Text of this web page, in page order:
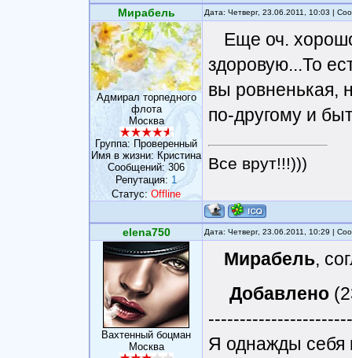
Мирабель Дата: Четверг, 23.06.2011, 10:03 |
Адмирал торпедного
флота
Москва
Группа: Проверенный
Имя в жизни: Кристина
Сообщений: 306
Репутация: 1
Статус:Offline
Еще оч.
здоровую...То
вы ровненькая,
по-другому и
Все врут!!!)))
elena750 Дата: Четверг, 23.06.2011, 10:29 |
Вахтенный боцман
Москва
Мирабель,
Добавлено
Я однажды себя